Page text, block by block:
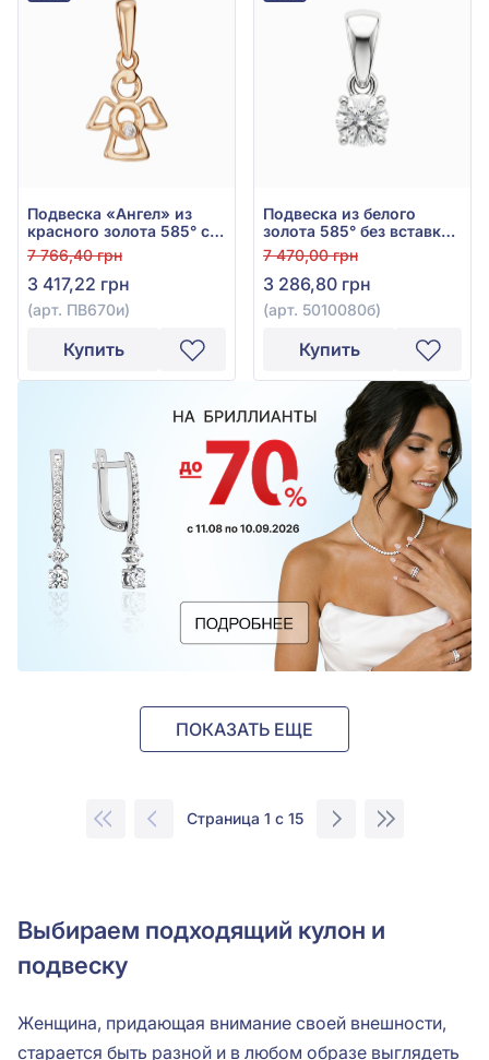
Подвеска «Ангел» из
красного золота 585° с
фианитом, арт. ПВ670и
7 766,40 грн
3 417,22 грн
(арт. ПВ670и)
Купить
Подвеска из белого
золота 585° без вставки,
арт. 5010080б
7 470,00 грн
3 286,80 грн
(арт. 5010080б)
Купить
ПОКАЗАТЬ ЕЩЕ
Страница 1 с 15
Выбираем подходящий кулон и
подвеску
Женщина, придающая внимание своей внешности,
старается быть разной и в любом образе выглядеть